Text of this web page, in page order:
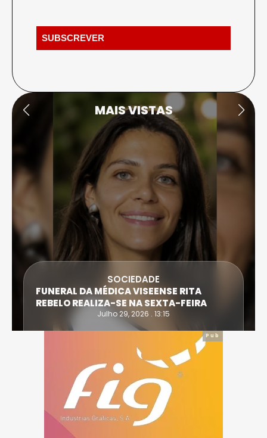
MAIS VISTAS
SOCIEDADE
FUNERAL DA MÉDICA VISEENSE RITA
REBELO REALIZA-SE NA SEXTA-FEIRA
Julho 29, 2026 . 13:15
Pub